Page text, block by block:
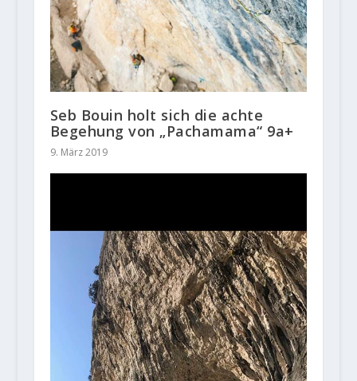
Seb Bouin holt sich die achte
Begehung von „Pachamama“ 9a+
9. März 2019